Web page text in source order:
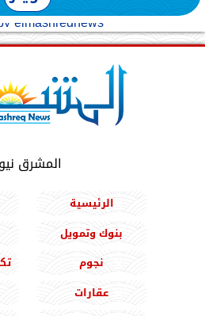
elmashreqnews
المشرق
الرئيسية
بنوك وتمويل
نجوم
عقارات